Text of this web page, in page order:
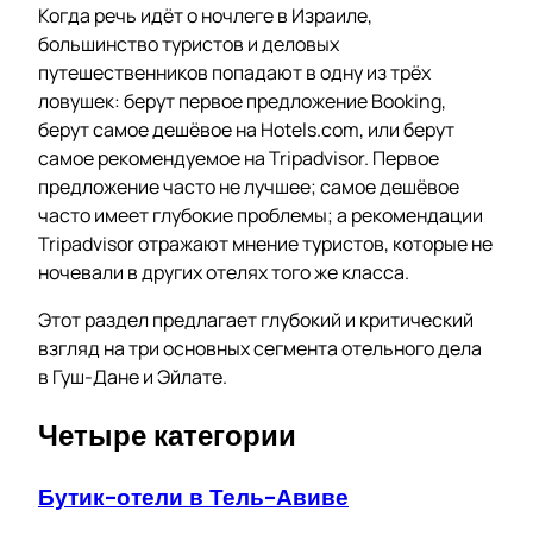
Когда речь идёт о ночлеге в Израиле,
большинство туристов и деловых
путешественников попадают в одну из трёх
ловушек: берут первое предложение Booking,
берут самое дешёвое на Hotels.com, или берут
самое рекомендуемое на Tripadvisor. Первое
предложение часто не лучшее; самое дешёвое
часто имеет глубокие проблемы; а рекомендации
Tripadvisor отражают мнение туристов, которые не
ночевали в других отелях того же класса.
Этот раздел предлагает глубокий и критический
взгляд на три основных сегмента отельного дела
в Гуш-Дане и Эйлате.
Четыре категории
Бутик-отели в Тель-Авиве